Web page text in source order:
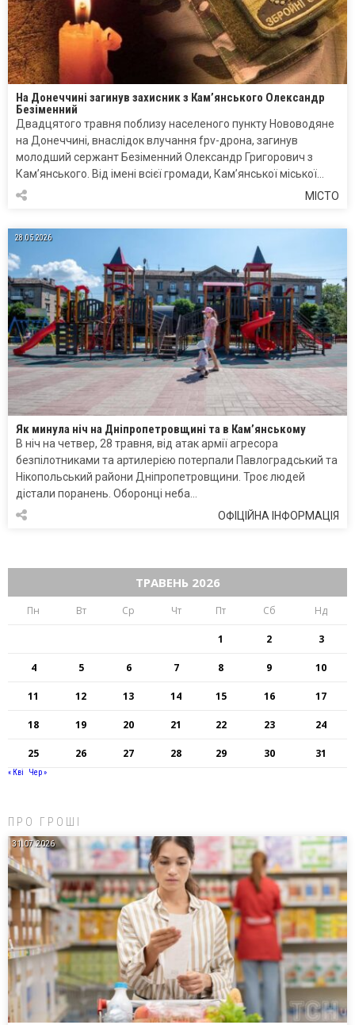
На Донеччині загинув захисник з Кам’янського Олександр
Безіменний
Двадцятого травня поблизу населеного пункту Нововодяне
на Донеччині, внаслідок влучання fpv-дрона, загинув
молодший сержант Безіменний Олександр Григорович з
Кам’янського. Від імені всієї громади, Кам’янської міської…
МІСТО
28.05.2026
Як минула ніч на Дніпропетровщині та в Кам’янському
В ніч на четвер, 28 травня, від атак армії агресора
безпілотниками та артилерією потерпали Павлоградський та
Нікопольський райони Дніпропетровщини. Троє людей
дістали поранень. Оборонці неба…
ОФІЦІЙНА ІНФОРМАЦІЯ
ТРАВЕНЬ 2026
Пн Вт Ср Чт Пт Сб Нд
1 2 3
4 5 6 7 8 9 10
11 12 13 14 15 16 17
18 19 20 21 22 23 24
25 26 27 28 29 30 31
« Кві Чер »
ПРО ГРОШІ
31.07.2026